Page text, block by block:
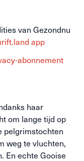
haar
om lange tijd op
pelgrimstochten
weg te vluchten,
En echte Gooise
van Gezondnu
app
abonnement